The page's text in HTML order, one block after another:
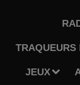
TRAQUEURS
JEUX